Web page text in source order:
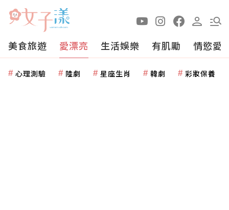
美食旅遊 愛漂亮 生活娛樂 有肌勵 情慾愛
心理測驗 陸劇 星座生肖 韓劇 彩妝保養